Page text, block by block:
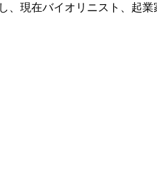
現在バイオリニスト、起